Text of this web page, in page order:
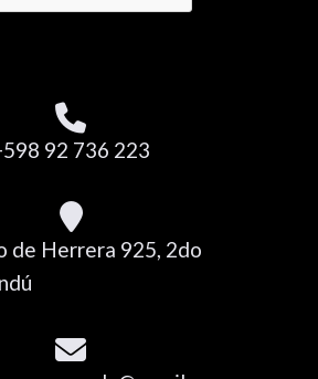
92 736 223
de Herrera 925, 2do